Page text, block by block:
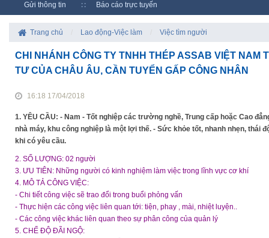
Gửi thông tin Báo cáo trực tuyến
Trang chủ Lao động-Việc làm Việc tìm người
CHI NHÁNH CÔNG TY TNHH THÉP ASSAB VIỆT NAM
TƯ CỦA CHÂU ÂU, CẦN TUYỂN GẤP CÔNG NHÂN
16:18 17/04/2018
1. YÊU CẦU: - Nam - Tốt nghiệp các trường nghề, Trung cấp hoặc Cao
nhà máy, khu công nghiệp là một lợi thế. - Sức khỏe tốt, nhanh nhẹn, thái
khi có yêu cầu.
2. SỐ LƯỢNG: 02 người
3. ƯU TIÊN: Những người có kinh nghiệm làm việc trong lĩnh vực cơ khí
4. MÔ TẢ CÔNG VIỆC:
- Chi tiết công việc sẽ trao đổi trong buổi phỏng vấn
- Thực hiện các công việc liên quan tới: tiện, phay , mài, nhiệt luyện..
- Các công việc khác liên quan theo sự phân công của quản lý
5. CHẾ ĐỘ ĐÃI NGỘ: